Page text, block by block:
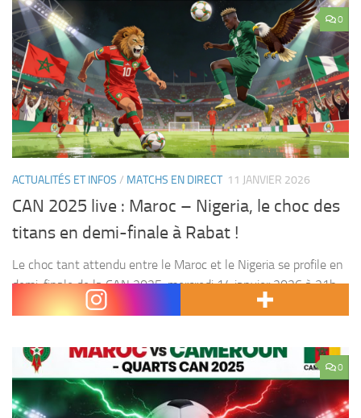
0
ACTUALITÉS ET INFOS / MATCHS EN DIRECT 11 JANVIER 2026
CAN 2025 live : Maroc – Nigeria, le choc des
titans en demi-finale à Rabat !
Le choc tant attendu entre le Maroc et le Nigeria se profile en
demi-finale de la CAN 2025, mercredi 14 janvier 2026 à 21h
au Stade Prince Moulay Abdellah de Rabat. Ce duel oppose...
0